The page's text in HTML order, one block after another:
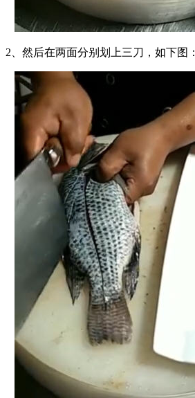
2、然后在两面分别划上三刀，如下图：